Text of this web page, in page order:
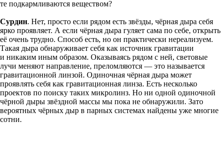
те подкармливаются веществом?
Сурдин. Нет, просто если рядом есть звёзды, чёрная дыра себя
ярко проявляет. А если чёрная дыра гуляет сама по себе, открыть
её очень трудно. Способ есть, но он практически нереализуем.
Такая дыра обнаруживает себя как источник гравитации
и никаким иным образом. Оказываясь рядом с ней, световые
лучи меняют направление, преломляются — это называется
гравитационной линзой. Одиночная чёрная дыра может
проявлять себя как гравитационная линза. Есть несколько
проектов по поиску таких микролинз. Но ни одной одиночной
чёрной дыры звёздной массы мы пока не обнаружили. Зато
вероятных чёрных дыр в парных системах найдены уже многие
сотни.